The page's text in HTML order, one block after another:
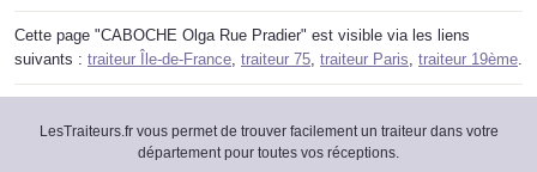
Cette page "CABOCHE Olga Rue Pradier" est visible via les liens
suivants : traiteur Île-de-France, traiteur 75, traiteur Paris, traiteur 19ème.
LesTraiteurs.fr vous permet de trouver facilement un traiteur dans votre
département pour toutes vos réceptions.